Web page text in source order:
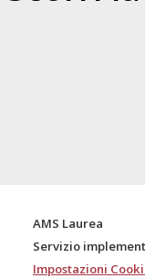
AMS Laurea
Servizio
Impostazioni